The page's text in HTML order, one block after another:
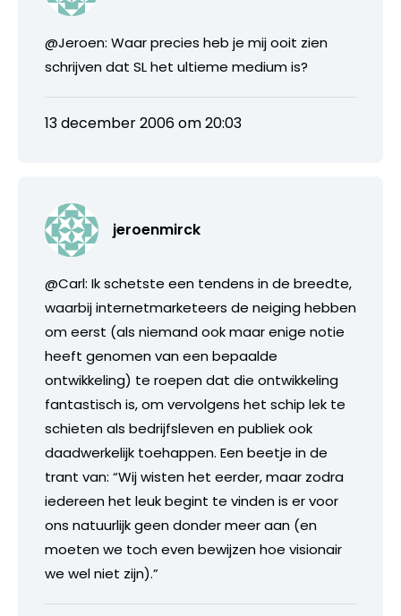
@Jeroen: Waar precies heb je mij ooit zien
schrijven dat SL het ultieme medium is?
13 december 2006 om 20:03
jeroenmirck
@Carl: Ik schetste een tendens in de breedte,
waarbij internetmarketeers de neiging hebben
om eerst (als niemand ook maar enige notie
heeft genomen van een bepaalde
ontwikkeling) te roepen dat die ontwikkeling
fantastisch is, om vervolgens het schip lek te
schieten als bedrijfsleven en publiek ook
daadwerkelijk toehappen. Een beetje in de
trant van: “Wij wisten het eerder, maar zodra
iedereen het leuk begint te vinden is er voor
ons natuurlijk geen donder meer aan (en
moeten we toch even bewijzen hoe visionair
we wel niet zijn).”